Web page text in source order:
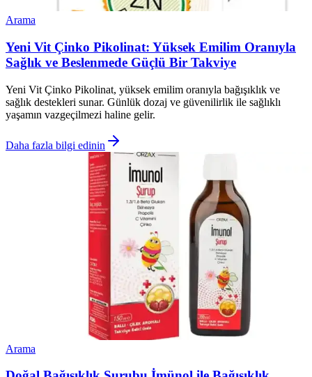
Arama
Yeni Vit Çinko Pikolinat: Yüksek Emilim Oranıyla
Sağlık ve Beslenmede Güçlü Bir Takviye
Yeni Vit Çinko Pikolinat, yüksek emilim oranıyla bağışıklık ve
sağlık destekleri sunar. Günlük dozaj ve güvenilirlik ile sağlıklı
yaşamın vazgeçilmezi haline gelir.
Daha fazla bilgi edinin
Arama